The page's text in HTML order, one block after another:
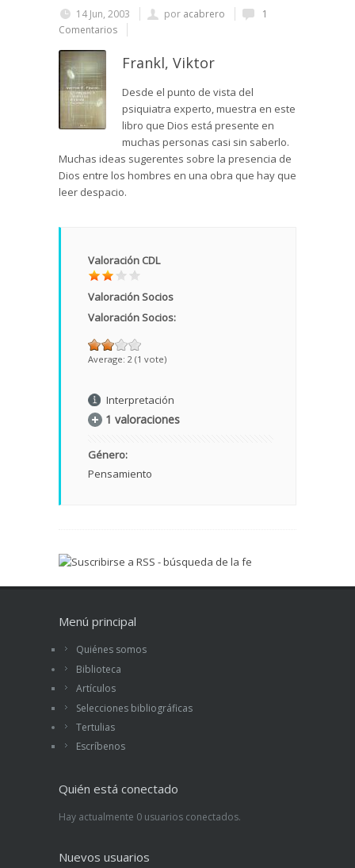
14 Jun, 2003 por acabrero
1
Comentarios
Frankl, Viktor
Desde el punto de vista del
psiquiatra experto, muestra en este
libro que Dios está presente en
muchas personas casi sin saberlo.
Muchas ideas sugerentes sobre la presencia de
Dios entre los hombres en una obra que hay que
leer despacio.
Valoración CDL
Valoración Socios
Valoración Socios:
Average: 2 (1 vote)
Interpretación
1 valoraciones
Género:
Pensamiento
Menú principal
Quiénes somos
Biblioteca
Artículos
Selecciones bibliográficas
Tertulias
Escríbenos
Quién está conectado
Hay actualmente 0 usuarios conectados.
Nuevos usuarios